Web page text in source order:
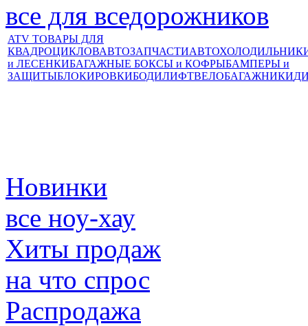
все для вседорожников
ATV ТОВАРЫ ДЛЯ
КВАДРОЦИКЛОВАВТОЗАПЧАСТИ
и ЛЕСЕНКИБАГАЖНЫЕ БОКСЫ и КОФРЫБАМПЕРЫ и
ЗАЩИТЫБЛОКИРОВКИБОДИЛИФТВЕЛОБАГАЖНИКИ
Новинки
все ноу-хау
Хиты продаж
на что спрос
Распродажа